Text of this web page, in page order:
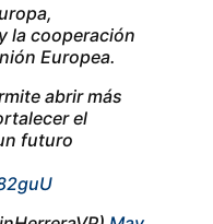
la cooperación
Europea.
abrir más
el
futuro